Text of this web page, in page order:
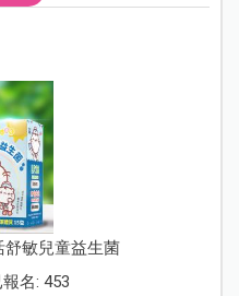
舒敏兒童益生菌
名: 453